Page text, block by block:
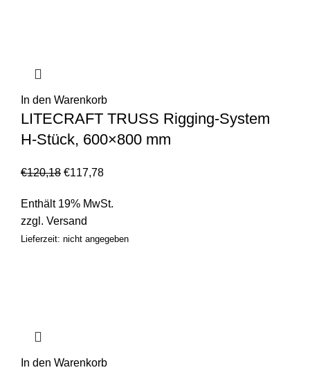
In den Warenkorb
LITECRAFT TRUSS Rigging-System
H-Stück, 600×800 mm
€120,18 €117,78
Enthält 19% MwSt.
zzgl. Versand
Lieferzeit: nicht angegeben
In den Warenkorb